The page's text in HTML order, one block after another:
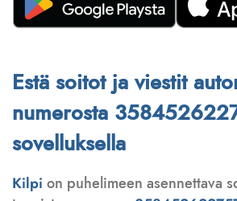
Estä soitot ja viestit
numerosta
sovelluksella
Kilpi on puhelimeen asennettava